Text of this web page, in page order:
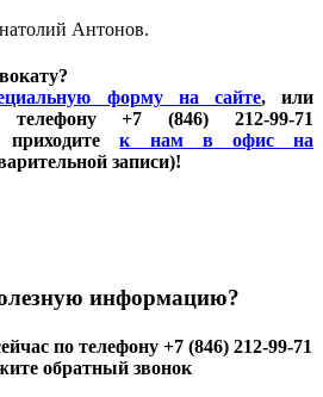
Антонов.
форму на сайте, или
+7 (846) 212-99-71
приходитек нам в офис на
записи)!
информацию?
по телефону +7 (846) 212-99-71
обратный звонок